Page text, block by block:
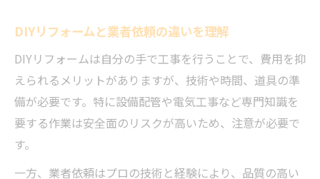
DIYリフォームと業者依頼の違いを理解
DIYリフォームは自分の手で工事を行うことで、費用を抑
えられるメリットがありますが、技術や時間、道具の準
備が必要です。特に設備配管や電気工事など専門知識を
要する作業は安全面のリスクが高いため、注意が必要で
す。
一方、業者依頼はプロの技術と経験により、品質の高い